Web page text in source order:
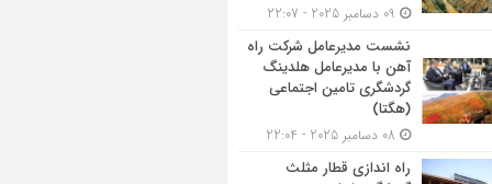
نشست مدیرعامل شرکت راه
آهن با مدیرعامل هلدینگ
گردشگری تامین اجتماعی
(هگتا)
راه اندازی قطار مثلث